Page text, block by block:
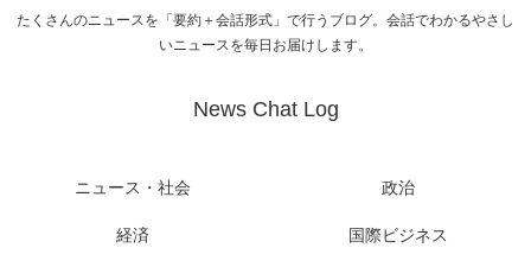
たくさんのニュースを「要約＋会話形式」で行うブログ。会話でわかるやさし
いニュースを毎日お届けします。
News Chat Log
ニュース・社会 政治
経済 国際ビジネス